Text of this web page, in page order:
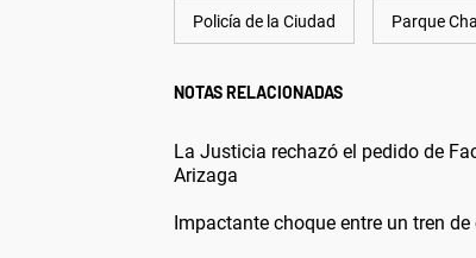
Policía de la Ciudad Parque
NOTAS RELACIONADAS
La Justicia rechazó el pedido de
Arizaga
Impactante choque entre un tren